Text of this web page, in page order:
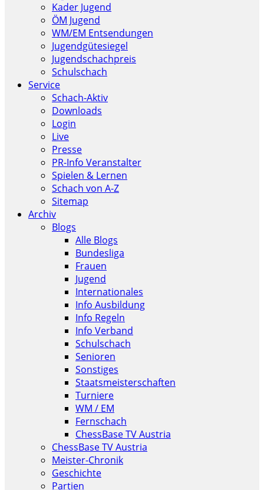
Kader Jugend
ÖM Jugend
WM/EM Entsendungen
Jugendgütesiegel
Jugendschachpreis
Schulschach
Service
Schach-Aktiv
Downloads
Login
Live
Presse
PR-Info Veranstalter
Spielen & Lernen
Schach von A-Z
Sitemap
Archiv
Blogs
Alle Blogs
Bundesliga
Frauen
Jugend
Internationales
Info Ausbildung
Info Regeln
Info Verband
Schulschach
Senioren
Sonstiges
Staatsmeisterschaften
Turniere
WM / EM
Fernschach
ChessBase TV Austria
ChessBase TV Austria
Meister-Chronik
Geschichte
Partien